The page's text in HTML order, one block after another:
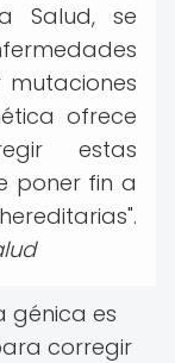
Salud, se
ofrece
estas
poner fin a
génica es
corregir